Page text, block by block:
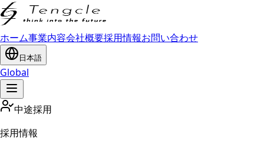
ホーム事業内容会社概要採用情報お問い合わせ
日本語
Global
中途採用
採用情報